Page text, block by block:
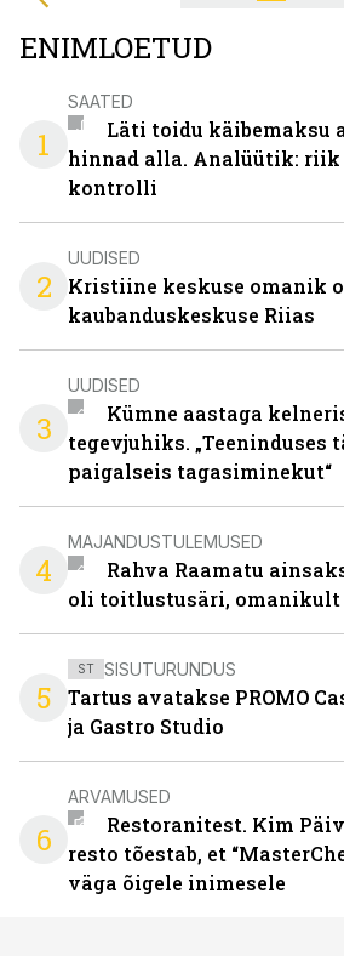
ENIMLOETUD
1
SAATED
Läti toidu käibemaksu
hinnad alla. Analüütik: riik
kontrolli
2
UUDISED
Kristiine keskuse omanik
kaubanduskeskuse Riias
3
UUDISED
Kümne aastaga
tegevjuhiks. „Teeninduses
paigalseis tagasiminekut“
4
MAJANDUSTULEMUSED
Rahva Raamatu
oli toitlustusäri, omanikult
5
ST SISUTURUNDUS
Tartus avatakse PROMO
ja Gastro Studio
6
ARVAMUSED
Restoranitest. Kim
resto tõestab, et
väga õigele inimesele